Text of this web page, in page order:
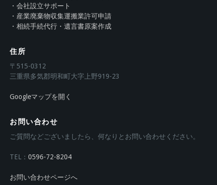
・会社設立サポート
・産業廃棄物収集運搬業許可申請
・相続手続代行・遺言書原案作成
住所
〒515-0312
三重県多気郡明和町大字上野919-23
Googleマップを開く
お問い合わせ
ご質問などございましたら、何なりとお問い合わせください。
TEL： 0596-72-8204
お問い合わせページへ